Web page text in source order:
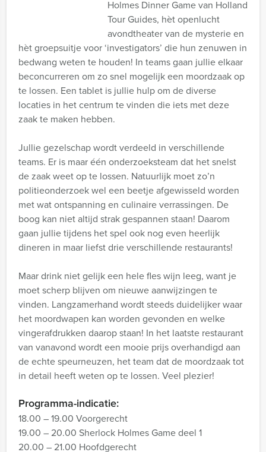
Holmes Dinner Game van Holland
Tour Guides, hèt openlucht
avondtheater van de mysterie en
hèt groepsuitje voor ‘investigators’ die hun zenuwen in
bedwang weten te houden! In teams gaan jullie elkaar
beconcurreren om zo snel mogelijk een moordzaak op
te lossen. Een tablet is jullie hulp om de diverse
locaties in het centrum te vinden die iets met deze
zaak te maken hebben.
Jullie gezelschap wordt verdeeld in verschillende
teams. Er is maar één onderzoeksteam dat het snelst
de zaak weet op te lossen. Natuurlijk moet zo’n
politieonderzoek wel een beetje afgewisseld worden
met wat ontspanning en culinaire verrassingen. De
boog kan niet altijd strak gespannen staan! Daarom
gaan jullie tijdens het spel ook nog even heerlijk
dineren in maar liefst drie verschillende restaurants!
Maar drink niet gelijk een hele fles wijn leeg, want je
moet scherp blijven om nieuwe aanwijzingen te
vinden. Langzamerhand wordt steeds duidelijker waar
het moordwapen kan worden gevonden en welke
vingerafdrukken daarop staan! In het laatste restaurant
van vanavond wordt een mooie prijs overhandigd aan
de echte speurneuzen, het team dat de moordzaak tot
in detail heeft weten op te lossen. Veel plezier!
Programma-indicatie:
18.00 – 19.00 Voorgerecht
19.00 – 20.00 Sherlock Holmes Game deel 1
20.00 – 21.00 Hoofdgerecht